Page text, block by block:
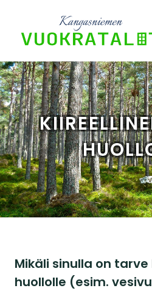
Mikäli sinulla on
huollolle (esim.